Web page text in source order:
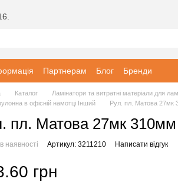
Партнерам Блог Бренди
Каталог
Ламінатори та витратні матеріали для
в офісній намотці Інший
Рул. пл. Матова 27мк
пл. Матова 27мк
наявності Артикул: 3211210 Написати відгук
грн